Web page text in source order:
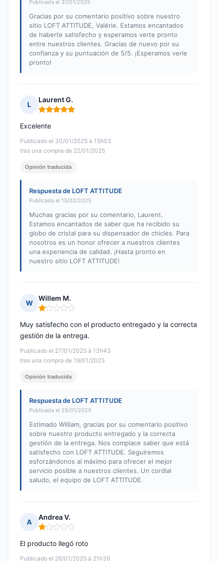
Publicada el 31/01/2025
Gracias por su comentario positivo sobre nuestro
sitio LOFT ATTITUDE, Valérie. Estamos encantados
de haberte satisfecho y esperamos verte pronto
entre nuestros clientes. Gracias de nuevo por su
confianza y su puntuación de 5/5. ¡Esperamos verle
pronto!
L
Laurent G.
Nota: 5 de 5
Publicado el 30/01/2025 à 15h03
tras una compra de 22/01/2025
Excelente
Opinión traducida
Respuesta de LOFT ATTITUDE
Publicada el 13/02/2025
Muchas gracias por su comentario, Laurent.
Estamos encantados de saber que ha recibido su
globo de cristal para su dispensador de chicles. Para
nosotros es un honor ofrecer a nuestros clientes
una experiencia de calidad. ¡Hasta pronto en
nuestro sitio LOFT ATTITUDE!
W
Willem M.
Nota: 1 de 5
Publicado el 27/01/2025 à 13h43
tras una compra de 19/01/2025
Muy satisfecho con el producto entregado y la correcta
gestión de la entrega.
Opinión traducida
Respuesta de LOFT ATTITUDE
Publicada el 28/01/2025
Estimado William, gracias por su comentario positivo
sobre nuestro producto entregado y la correcta
gestión de la entrega. Nos complace saber que está
satisfecho con LOFT ATTITUDE. Seguiremos
esforzándonos al máximo para ofrecer el mejor
servicio posible a nuestros clientes. Un cordial
saludo, el equipo de LOFT ATTITUDE.
A
Andrea V.
Nota: 1 de 5
Publicado el 26/01/2025 à 21h39
El producto llegó roto